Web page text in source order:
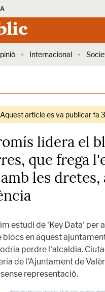
Internacional
Aquest article es va publicar fa
lidera el
que frega
les dretes,
estudi de 'Key Data' per
blocs en aquest
perdre l'alcaldia.
de l'Ajuntament de
representació.